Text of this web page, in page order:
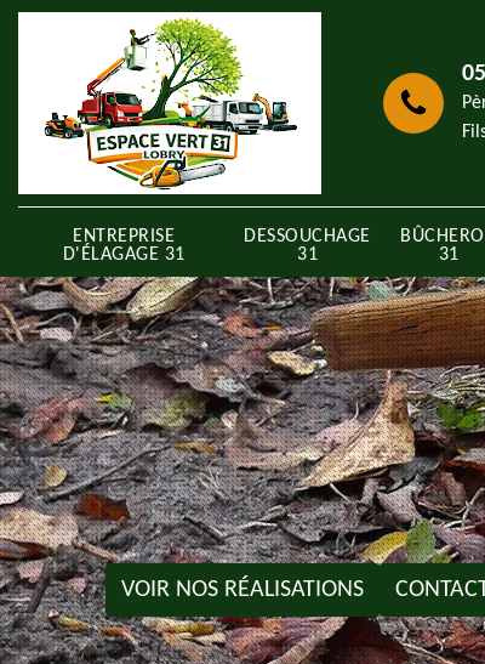
ENTREPRISE
D'ÉLAGAGE 31
DESSOUCHAGE
31
31
VOIR NOS RÉALISATIONS